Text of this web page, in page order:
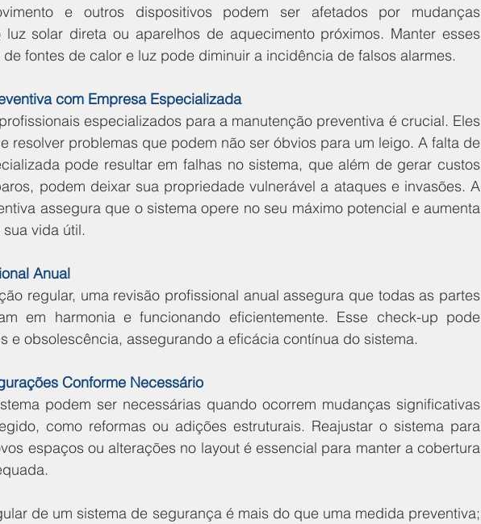
e outros dispositivos podem ser afetados por mudanças
luz solar direta ou aparelhos de aquecimento próximos. Manter esses
fontes de calor e luz pode diminuir a incidência de falsos alarmes.
com Empresa Especializada
especializados para a manutenção preventiva é crucial. Eles
resolver problemas que podem não ser óbvios para um leigo. A falta de
pode resultar em falhas no sistema, que além de gerar custos
podem deixar sua propriedade vulnerável a ataques e invasões. A
assegura que o sistema opere no seu máximo potencial e aumenta
vida útil.
Anual
regular, uma revisão profissional anual assegura que todas as partes
em harmonia e funcionando eficientemente. Esse check-up pode
e obsolescência, assegurando a eficácia contínua do sistema.
Conforme Necessário
podem ser necessárias quando ocorrem mudanças significativas
como reformas ou adições estruturais. Reajustar o sistema para
espaços ou alterações no layout é essencial para manter a cobertura
de um sistema de segurança é mais do que uma medida preventiva;